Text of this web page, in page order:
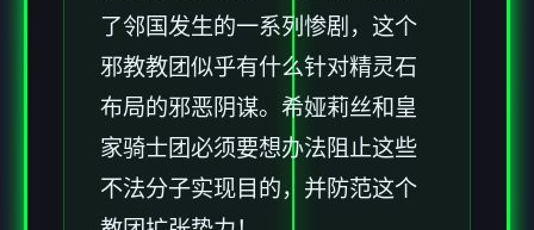
了邻国发生的一系列惨剧，这个
邪教教团似乎有什么针对精灵石
布局的邪恶阴谋。希娅莉丝和皇
家骑士团必须要想办法阻止这些
不法分子实现目的，并防范这个